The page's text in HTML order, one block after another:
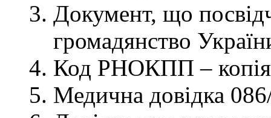
Документ, що
громадянство
Код РНОКПП – копія
Медична довідка